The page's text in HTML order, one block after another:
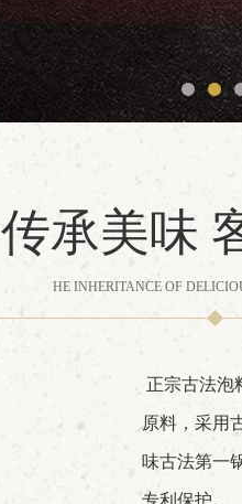
传承美味
HE INHERITANCE OF
正宗古法
原料，采用
味古法第一